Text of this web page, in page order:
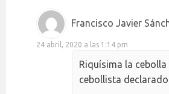
Francisco Javier
24 abril, 2020 a las 1:14 pm
Riquísima la
cebollista declarado.